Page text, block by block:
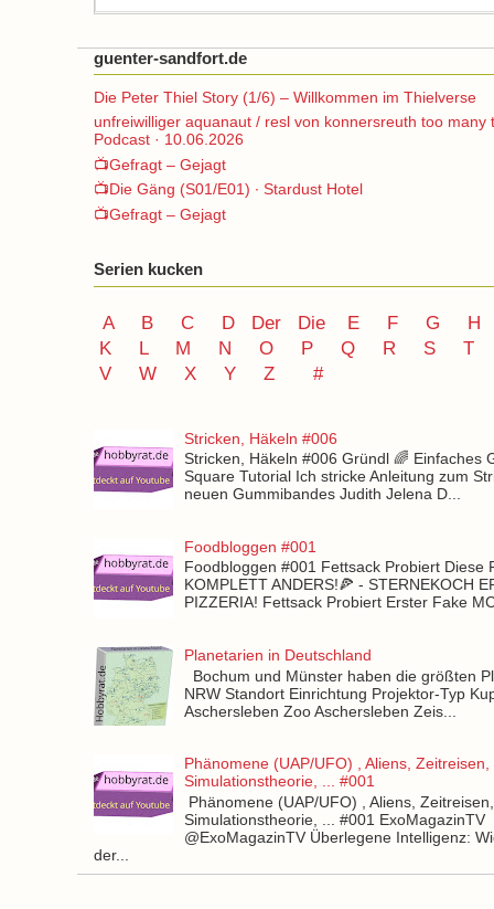
guenter-sandfort.de
Die Peter Thiel Story (1/6) – Willkommen im Thielverse
unfreiwilliger aquanaut / resl von konnersreuth too many
Podcast · 10.06.2026
📺Gefragt – Gejagt
📺Die Gäng (S01/E01) ∙ Stardust Hotel
📺Gefragt – Gejagt
Serien kucken
A B C D Der Die E F G
H
K
L M N O P Q R S
T
V
W X Y Z #
Stricken, Häkeln #006
Stricken, Häkeln #006 Gründl 🌈 Einfaches
Square Tutorial Ich stricke Anleitung zum
neuen Gummibandes Judith Jelena D...
Foodbloggen #001
Foodbloggen #001 Fettsack Probiert Diese
KOMPLETT ANDERS!🍕 - STERNEKOCH
PIZZERIA! Fettsack Probiert Erster Fake
Planetarien in Deutschland
Bochum und Münster haben die größten
NRW Standort Einrichtung Projektor-Typ
Aschersleben Zoo Aschersleben Zeis...
Phänomene (UAP/UFO) , Aliens, Zeitreisen,
Simulationstheorie, ... #001
Phänomene (UAP/UFO) , Aliens, Zeitreisen,
Simulationstheorie, ... #001 ExoMagazinTV
@ExoMagazinTV Überlegene Intelligenz:
der...